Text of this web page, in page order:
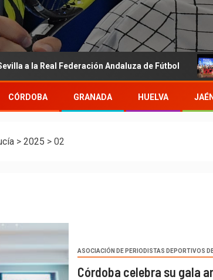
Federación Andaluza de Fútbol La
CÓRDOBA GRANADA HUELVA
> 2025 > 02
ASOCIACIÓN DE PERIODISTAS DEPORTIVOS
Córdoba celebra su gala